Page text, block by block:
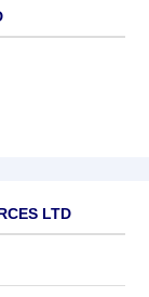
LTD